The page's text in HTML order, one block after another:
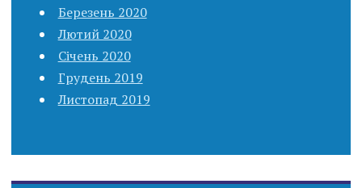
Березень 2020
Лютий 2020
Січень 2020
Грудень 2019
Листопад 2019